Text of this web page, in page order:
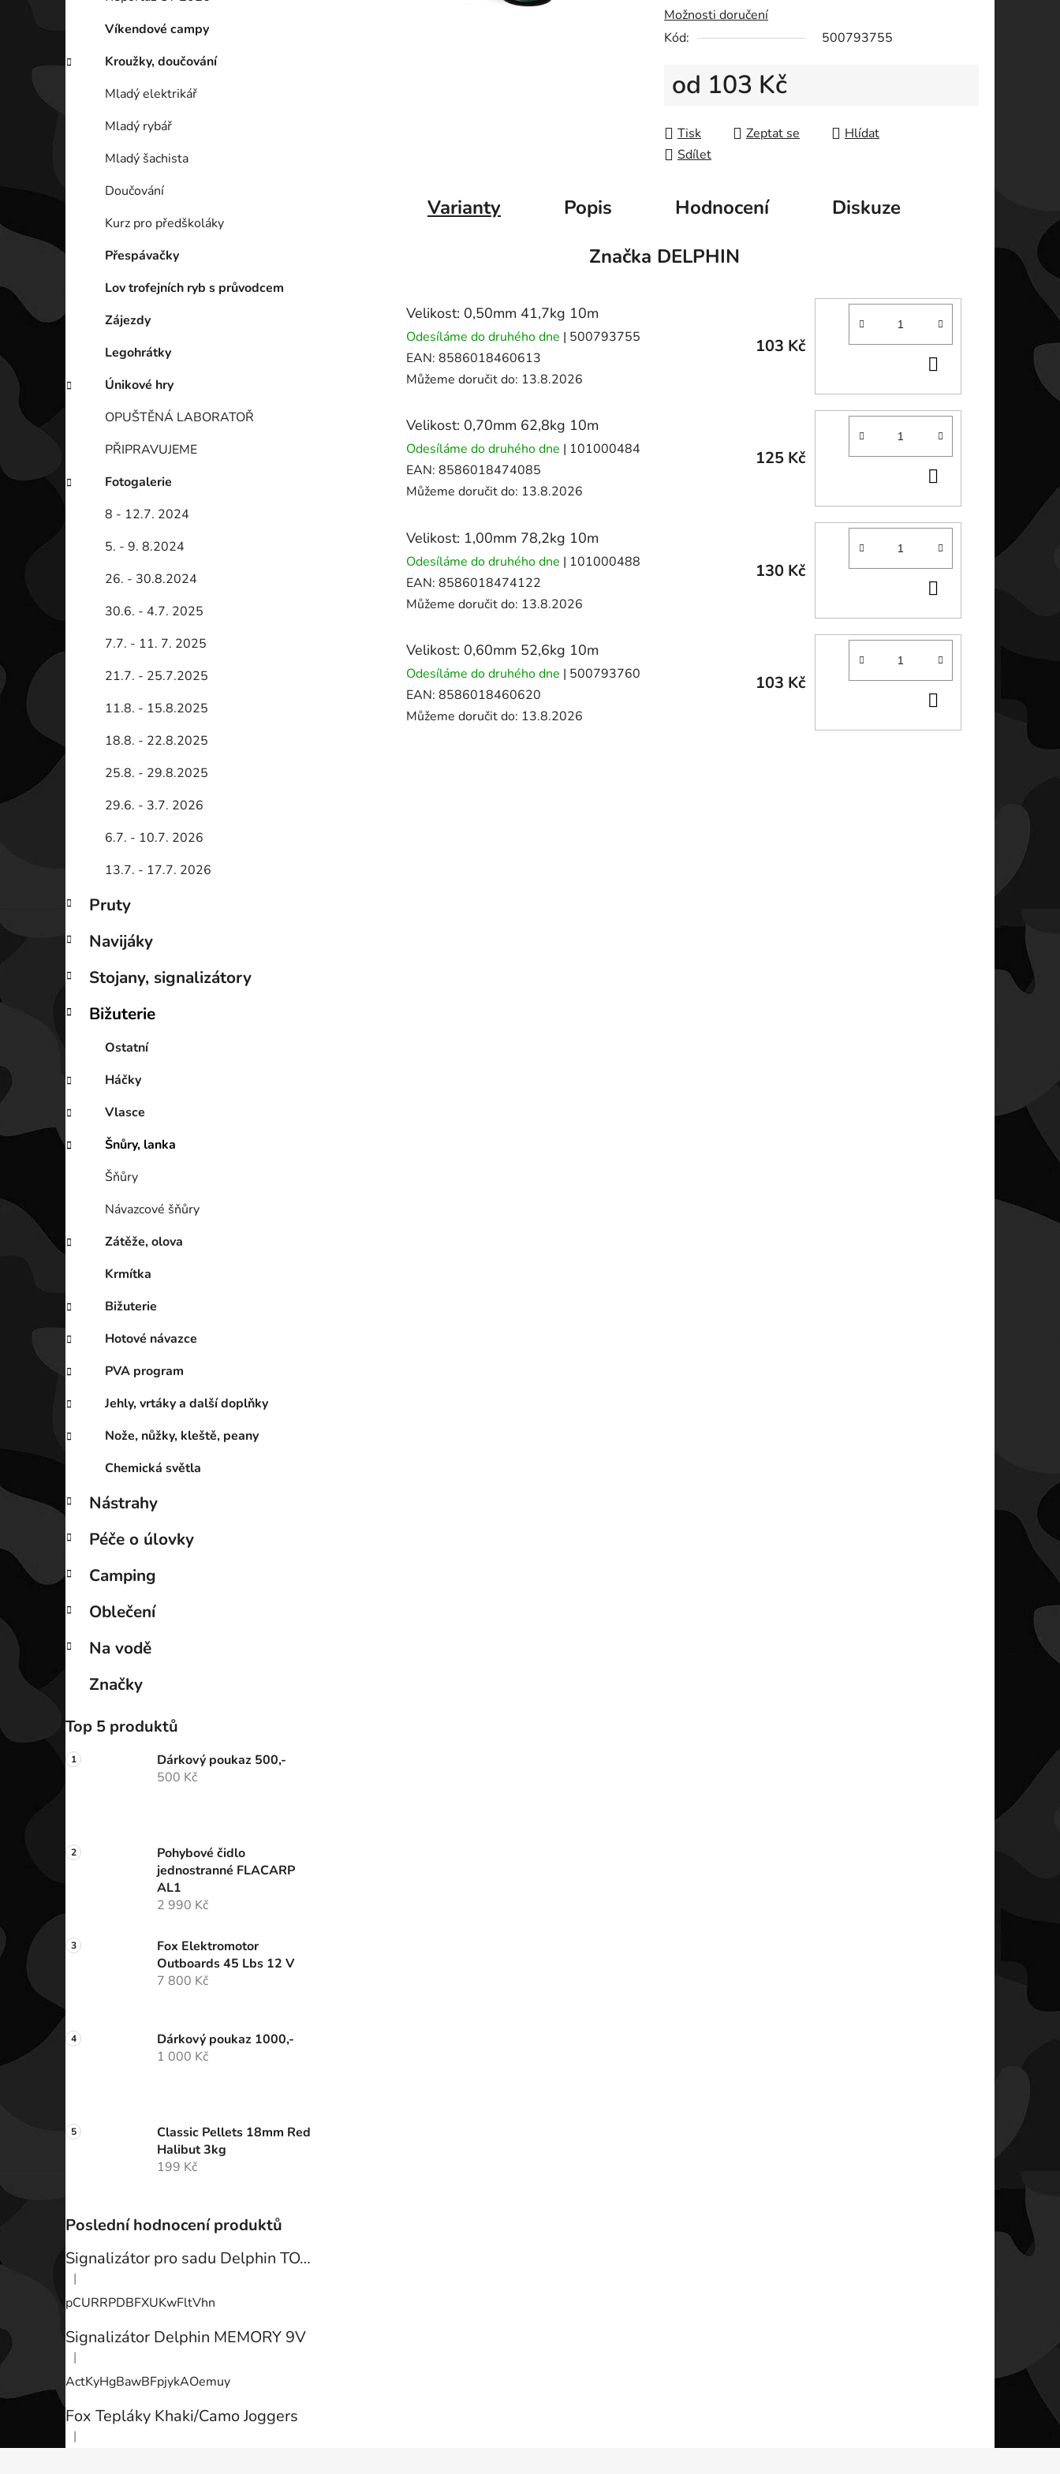
e
Víkendové campy
Kroužky, doučování
Mladý elektrikář
Mladý rybář
Mladý šachista
Doučování
Kurz pro předškoláky
Přespávačky
Lov trofejních ryb s průvodcem
Zájezdy
Legohrátky
Únikové hry
OPUŠTĚNÁ LABORATOŘ
PŘIPRAVUJEME
Fotogalerie
8 - 12.7. 2024
5. - 9. 8.2024
26. - 30.8.2024
30.6. - 4.7. 2025
7.7. - 11. 7. 2025
21.7. - 25.7.2025
11.8. - 15.8.2025
18.8. - 22.8.2025
25.8. - 29.8.2025
29.6. - 3.7. 2026
6.7. - 10.7. 2026
13.7. - 17.7. 2026
Pruty
Navijáky
Stojany, signalizátory
Bižuterie
Ostatní
Háčky
Vlasce
Šnůry, lanka
Šňůry
Návazcové šňůry
Zátěže, olova
Krmítka
Bižuterie
Hotové návazce
PVA program
Jehly, vrtáky a další doplňky
Nože, nůžky, kleště, peany
Chemická světla
Nástrahy
Péče o úlovky
Camping
Oblečení
Na vodě
Značky
Top 5 produktů
Dárkový poukaz 500,-
500 Kč
Pohybové čidlo
jednostranné FLACARP
AL1
2 990 Kč
Fox Elektromotor
Outboards 45 Lbs 12 V
7 800 Kč
Dárkový poukaz 1000,-
1 000 Kč
Classic Pellets 18mm Red
Halibut 3kg
199 Kč
Poslední hodnocení produktů
Signalizátor pro sadu Delphin TOTEM
Hodnocení produktu je 3 z 5 hvězdiček.
|
pCURRPDBFXUKwFltVhn
Signalizátor Delphin MEMORY 9V
Hodnocení produktu je 3 z 5 hvězdiček.
|
ActKyHgBawBFpjykAOemuy
Fox Tepláky Khaki/Camo Joggers
Hodnocení produktu je 5 z 5 hvězdiček.
|
hvězdiček.
Možnosti doručení
Kód:
500793755
od 103 Kč
Tisk
Zeptat se
Hlídat
Sdílet
Varianty Popis Hodnocení
Diskuze
Značka DELPHIN
Velikost: 0,50mm 41,7kg 10m
Odesíláme do druhého dne | 500793755
EAN: 8586018460613
Můžeme doručit do: 13.8.2026
103 Kč
KOŠÍKU
Velikost: 0,70mm 62,8kg 10m
Odesíláme do druhého dne | 101000484
EAN: 8586018474085
Můžeme doručit do: 13.8.2026
125 Kč
KOŠÍKU
Velikost: 1,00mm 78,2kg 10m
Odesíláme do druhého dne | 101000488
EAN: 8586018474122
Můžeme doručit do: 13.8.2026
130 Kč
KOŠÍKU
Velikost: 0,60mm 52,6kg 10m
Odesíláme do druhého dne | 500793760
EAN: 8586018460620
Můžeme doručit do: 13.8.2026
103 Kč
KOŠÍKU